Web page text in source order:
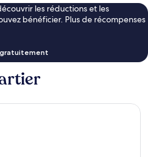
les réductions et les
bénéficier. Plus de récompenses
gratuitement